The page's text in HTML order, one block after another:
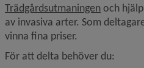
Trädgårdsutmaningen och
av invasiva arter. Som
vinna fina priser.
För att delta behöver du: